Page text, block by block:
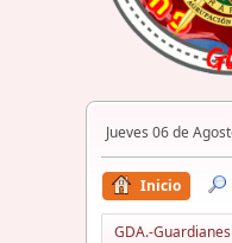
Jueves 06 de
Inicio
GDA.-